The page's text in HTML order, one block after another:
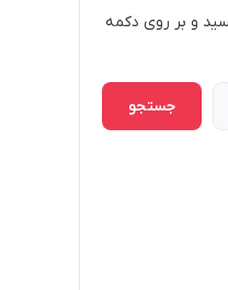
و بر روی دکمه
جستجو